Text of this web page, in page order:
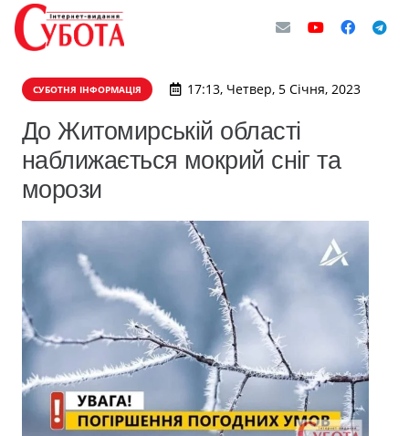
СУБОТНЯ ІНФОРМАЦІЯ 17:13, Четвер, 5 Січня, 2023
До Житомирській області
наближається мокрий сніг та
морози